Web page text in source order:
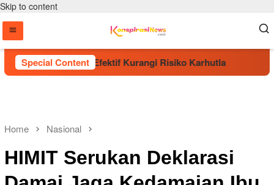
Skip to content
Special Content
Pohon Dinilai Efektif Kurangi Risiko Karhutla
Home Nasional
HIMIT Serukan Deklarasi